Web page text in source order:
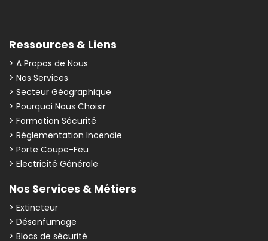
Ressources & Liens
> A Propos de Nous
> Nos Services
> Secteur Géographique
> Pourquoi Nous Choisir
> Formation Sécurité
> Réglementation Incendie
> Porte Coupe-Feu
> Electricité Générale
Nos Services & Métiers
> Extincteur
> Désenfumage
> Blocs de sécurité